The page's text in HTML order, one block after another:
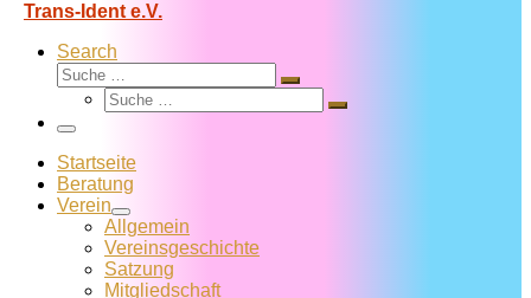
Trans-Ident e.V.
Search
Suche
Suche
Suche
Suche
Menü
Startseite
Beratung
Verein
Allgemein
Vereins­geschichte
Satzung
Mitglied­schaft